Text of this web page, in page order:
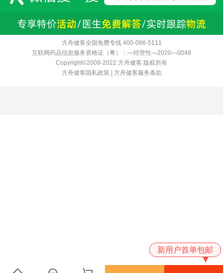
新用户首单包邮
方舟健客全国免费专线 400-086-5111
互联网药品信息服务资格证（粤）：—经营性—2020—0048
Copyright©2009-2022 方舟健客 版权所有
方舟健客隐私政策
方舟健客服务条款